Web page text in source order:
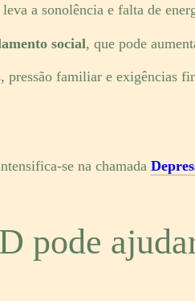
a sonolência e falta de
social, que pode
familiar e exigências
se na chamada
pode